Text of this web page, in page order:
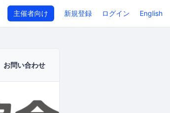
主催者向け 新規登録 ログイン English
お問い合わせ